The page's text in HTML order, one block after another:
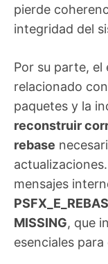
pierde
integridad del
Por su parte, el
relacionado
paquetes y la
reconstruir
rebase
mensajes
MISSING, que
esenciales